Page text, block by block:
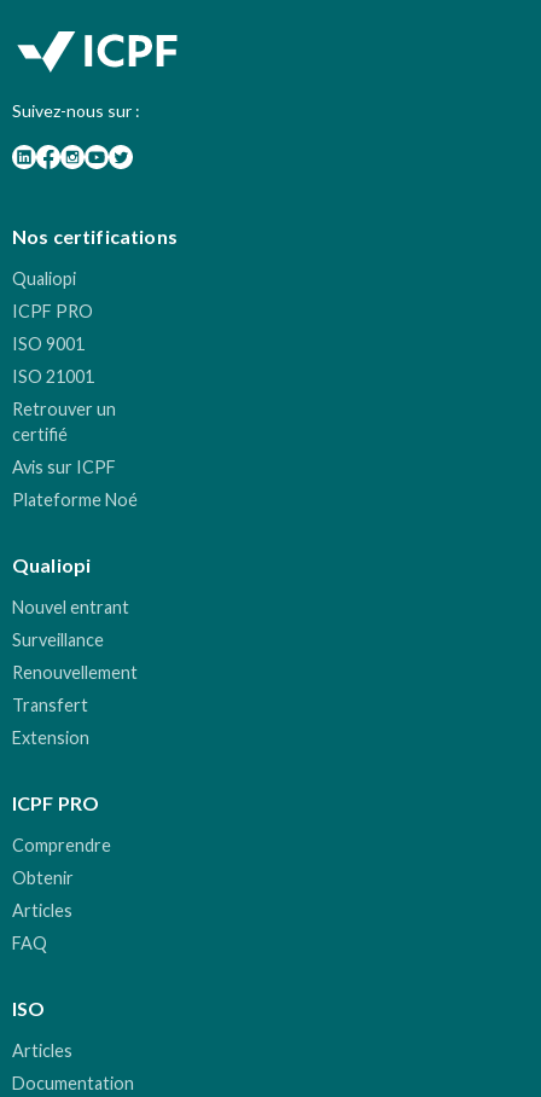
Suivez-nous sur :
Nos certifications
Qualiopi
ICPF PRO
ISO 9001
ISO 21001
Retrouver un
certifié
Avis sur ICPF
Plateforme Noé
Qualiopi
Nouvel entrant
Surveillance
Renouvellement
Transfert
Extension
ICPF PRO
Comprendre
Obtenir
Articles
FAQ
ISO
Articles
Documentation